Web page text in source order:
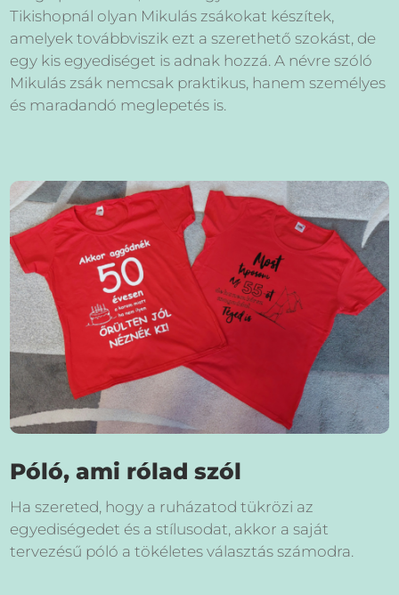
Tikishopnál olyan Mikulás zsákokat készítek,
amelyek továbbviszik ezt a szerethető szokást, de
egy kis egyediséget is adnak hozzá. A névre szóló
Mikulás zsák nemcsak praktikus, hanem személyes
és maradandó meglepetés is.
Póló, ami rólad szól
Ha szereted, hogy a ruházatod tükrözi az
egyediségedet és a stílusodat, akkor a saját
tervezésű póló a tökéletes választás számodra.